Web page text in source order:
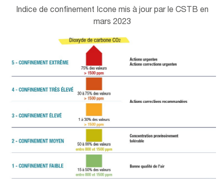
Indice de confinement Icone mis à jour par le CSTB en
mars 2023